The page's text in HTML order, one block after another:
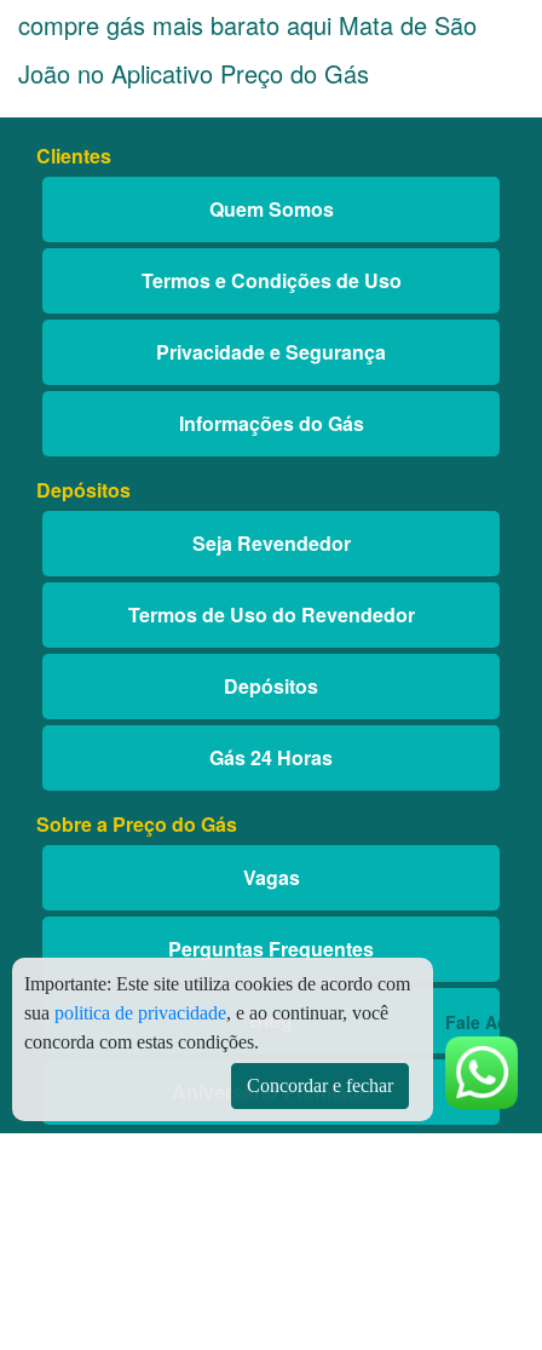
compre gás mais barato aqui Mata de São
João no Aplicativo Preço do Gás
Fale Aqui
Clientes
Quem Somos
Termos e Condições de Uso
Privacidade e Segurança
Informações do Gás
Depósitos
Seja Revendedor
Termos de Uso do Revendedor
Depósitos
Gás 24 Horas
Sobre a Preço do Gás
Vagas
Perguntas Frequentes
Blog
Aniversário Premiado
Importante: Este site utiliza cookies de acordo com
sua politica de privacidade, e ao continuar, você
concorda com estas condições.
Concordar e fechar